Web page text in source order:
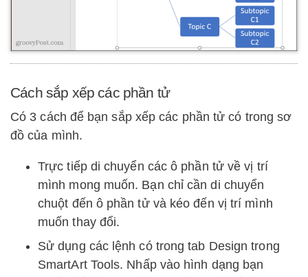
Cách sắp xếp các phần tử
Có 3 cách để bạn sắp xếp các phần tử có trong sơ
đồ của mình.
Trực tiếp di chuyển các ô phần tử về vị trí
mình mong muốn. Bạn chỉ cần di chuyển
chuột đến ô phần tử và kéo đến vị trí mình
muốn thay đổi.
Sử dụng các lệnh có trong tab Design trong
SmartArt Tools. Nhấp vào hình dạng bạn